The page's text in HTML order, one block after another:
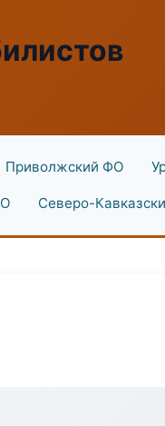
Приволжский ФО
Северо-